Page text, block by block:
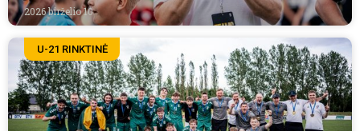
2026 birželio 10
U-21 RINKTINĖ